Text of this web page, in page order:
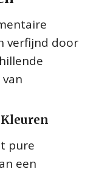
verfijnd door
pure
een